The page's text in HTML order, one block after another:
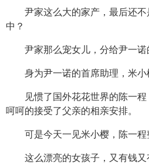
尹家这么大的家产，最后还
中？
尹家那么宠女儿，分给尹一诺
身为尹一诺的首席助理，米小
见惯了国外花花世界的陈一
呵呵的接受了父亲的相亲安排。
可是今天一见米小樱，陈一程
这么漂亮的女孩子，又有钱又